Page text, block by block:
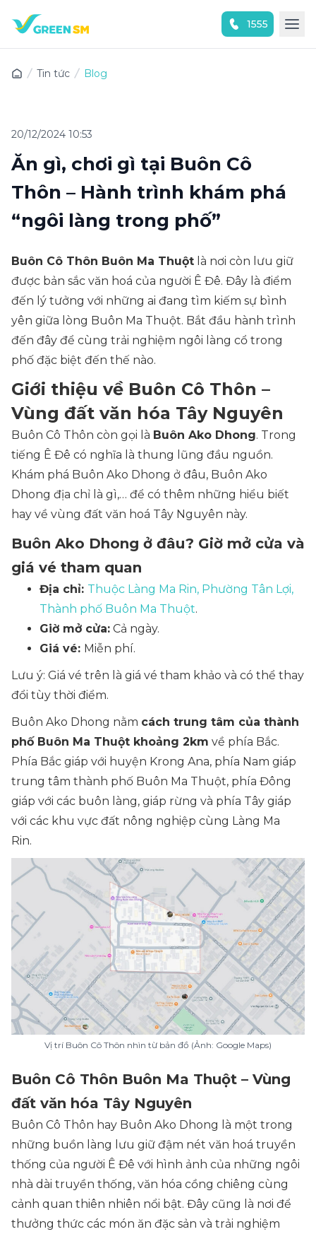
1555
Tin tức Blog
20/12/2024 10:53
Ăn gì, chơi gì tại Buôn Cô
Thôn – Hành trình khám phá
“ngôi làng trong phố”
Buôn Cô Thôn Buôn Ma Thuột là nơi còn lưu giữ
được bản sắc văn hoá của người Ê Đê. Đây là điểm
đến lý tưởng với những ai đang tìm kiếm sự bình
yên giữa lòng Buôn Ma Thuột. Bắt đầu hành trình
đến đây để cùng trải nghiệm ngôi làng cổ trong
phố đặc biệt đến thế nào.
Giới thiệu về Buôn Cô Thôn –
Vùng đất văn hóa Tây Nguyên
Buôn Cô Thôn còn gọi là Buôn Ako Dhong. Trong
tiếng Ê Đê có nghĩa là thung lũng đầu nguồn.
Khám phá Buôn Ako Dhong ở đâu, Buôn Ako
Dhong địa chỉ là gì,… để có thêm những hiểu biết
hay về vùng đất văn hoá Tây Nguyên này.
Buôn Ako Dhong ở đâu? Giờ mở cửa và
giá vé tham quan
Địa chỉ: Thuộc Làng Ma Rin, Phường Tân Lợi,
Thành phố Buôn Ma Thuột.
Giờ mở cửa: Cả ngày.
Giá vé: Miễn phí.
Lưu ý: Giá vé trên là giá vé tham khảo và có thể thay
đổi tùy thời điểm.
Buôn Ako Dhong nằm cách trung tâm của thành
phố Buôn Ma Thuột khoảng 2km về phía Bắc.
Phía Bắc giáp với huyện Krong Ana, phía Nam giáp
trung tâm thành phố Buôn Ma Thuột, phía Đông
giáp với các buôn làng, giáp rừng và phía Tây giáp
với các khu vực đất nông nghiệp cùng Làng Ma
Rin.
Vị trí Buôn Cô Thôn nhìn từ bản đồ (Ảnh: Google Maps)
Buôn Cô Thôn Buôn Ma Thuột – Vùng
đất văn hóa Tây Nguyên
Buôn Cô Thôn hay Buôn Ako Dhong là một trong
những buồn làng lưu giữ đậm nét văn hoá truyền
thống của người Ê Đê với hình ảnh của những ngôi
nhà dài truyền thống, văn hóa cồng chiêng cùng
cảnh quan thiên nhiên nổi bật. Đây cũng là nơi để
thưởng thức các món ăn đặc sản và trải nghiệm